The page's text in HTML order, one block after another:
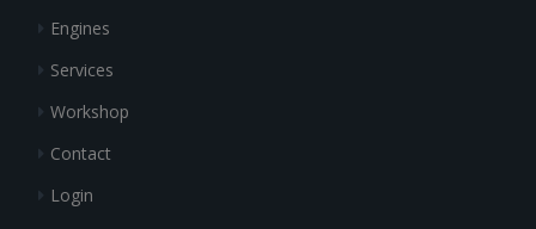
Engines
Services
Workshop
Contact
Login